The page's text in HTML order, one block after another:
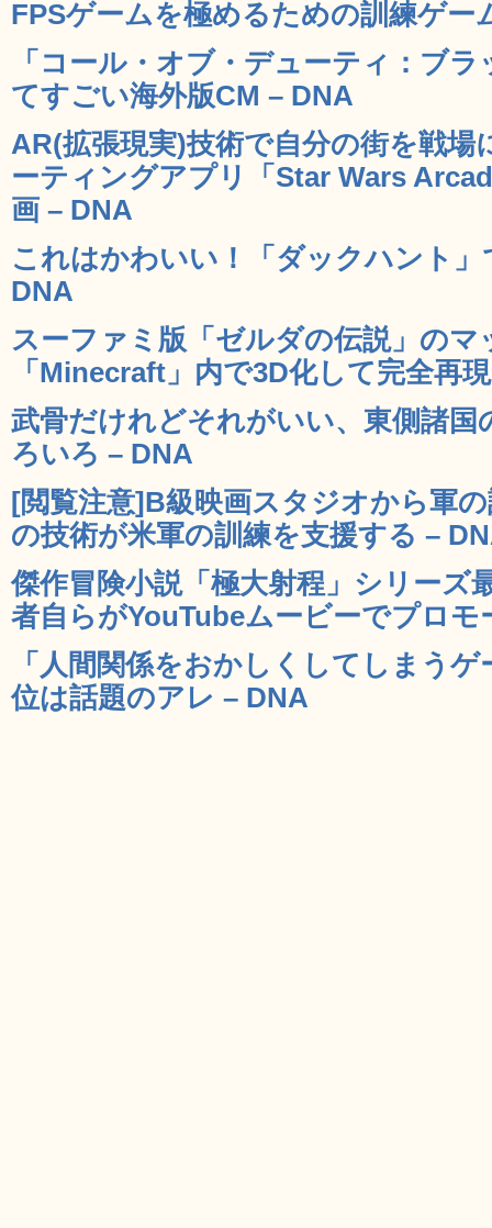
FPSゲームを極めるための訓練ゲー
「コール・オブ・デューティ：ブ
てすごい海外版CM – DNA
AR(拡張現実)技術で自分の街を戦
ーティングアプリ「Star Wars
画 – DNA
これはかわいい！「ダックハント
DNA
スーファミ版「ゼルダの伝説」のマ
「Minecraft」内で3D化して完全再
武骨だけれどそれがいい、東側諸
ろいろ – DNA
[閲覧注意]B級映画スタジオから軍
の技術が米軍の訓練を支援する –
傑作冒険小説「極大射程」シリーズ
者自らがYouTubeムービーでプロモ
「人間関係をおかしくしてしまう
位は話題のアレ – DNA